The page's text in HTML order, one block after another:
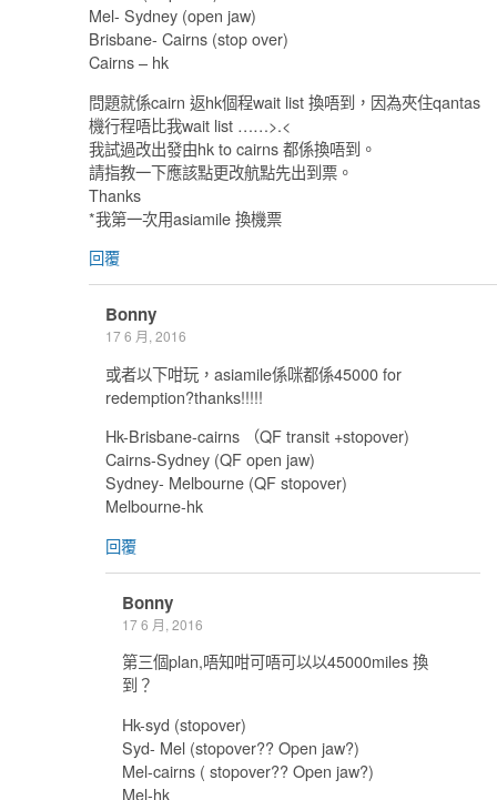
Mel- Sydney (open jaw)
Brisbane- Cairns (stop over)
Cairns – hk
問題就係cairn 返hk個程wait list 換唔到，因為夾住qantas
機行程唔比我wait list ……>.<
我試過改出發由hk to cairns 都係換唔到。
請指教一下應該點更改航點先出到票。
Thanks
*我第一次用asiamile 換機票
回覆
Bonny
17 6 月, 2016
或者以下咁玩，asiamile係咪都係45000 for
redemption?thanks!!!!!
Hk-Brisbane-cairns （QF transit +stopover)
Cairns-Sydney (QF open jaw)
Sydney- Melbourne (QF stopover)
Melbourne-hk
回覆
Bonny
17 6 月, 2016
第三個plan,唔知咁可唔可以以45000miles 換
到？
Hk-syd (stopover)
Syd- Mel (stopover?? Open jaw?)
Mel-cairns ( stopover?? Open jaw?)
Mel-hk